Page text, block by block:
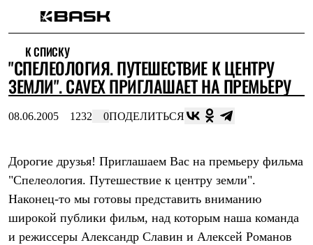
Интернет-магазин
Мужская одежда
Утепленная пухом
Куртки
Жилеты
Куртки
Брюки
Штормовая одежда
Куртки
Софтшелл одежда
Куртки
К СПИСКУ
"СПЕЛЕОЛОГИЯ. ПУТЕШЕСТВИЕ К ЦЕНТРУ
ЗЕМЛИ". СAVEX ПРИГЛАШАЕТ НА ПРЕМЬЕРУ
08.06.2005 1232 0ПОДЕЛИТЬСЯ
Дорогие друзья! Приглашаем Вас на премьеру фильма
"Спелеология. Путешествие к центру земли".
Наконец-то мы готовы представить вниманию
широкой публики фильм, над которым наша команда
и режиссеры Александр Славин и Алексей Романов